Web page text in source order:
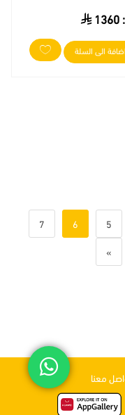
1360
اضافة الى السلة
5
6
7
»
معنا